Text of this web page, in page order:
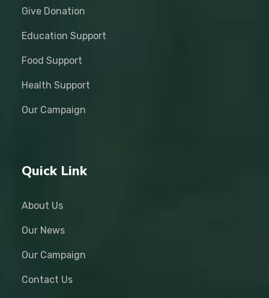
Give Donation
Education Support
Food Support
Health Support
Our Campaign
Quick Link
About Us
Our News
Our Campaign
Contact Us